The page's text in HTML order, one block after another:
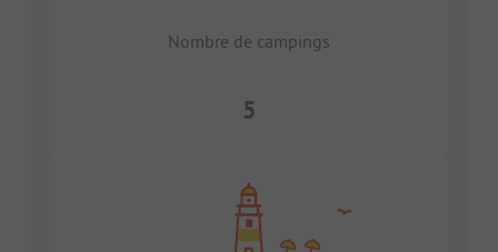
Nombre de campings
5